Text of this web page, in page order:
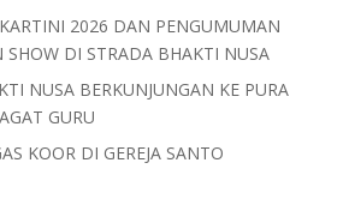
2026 DAN PENGUMUMAN
SHOW DI STRADA BHAKTI NUSA
NUSA BERKUNJUNGAN KE PURA
GURU
KOOR DI GEREJA SANTO